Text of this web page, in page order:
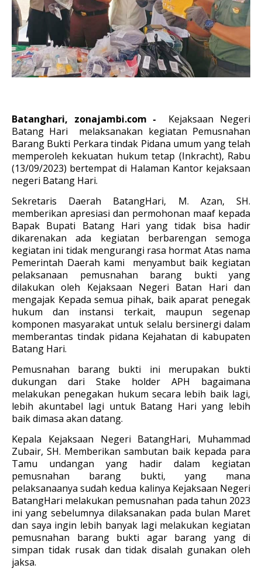
Batanghari, zonajambi.com - Kejaksaan Negeri
Batang Hari melaksanakan kegiatan Pemusnahan
Barang Bukti Perkara tindak Pidana umum yang telah
memperoleh kekuatan hukum tetap (Inkracht), Rabu
(13/09/2023) bertempat di Halaman Kantor kejaksaan
negeri Batang Hari.
Sekretaris Daerah BatangHari, M. Azan, SH.
memberikan apresiasi dan permohonan maaf kepada
Bapak Bupati Batang Hari yang tidak bisa hadir
dikarenakan ada kegiatan berbarengan semoga
kegiatan ini tidak mengurangi rasa hormat Atas nama
Pemerintah Daerah kami menyambut baik kegiatan
pelaksanaan pemusnahan barang bukti yang
dilakukan oleh Kejaksaan Negeri Batan Hari dan
mengajak Kepada semua pihak, baik aparat penegak
hukum dan instansi terkait, maupun segenap
komponen masyarakat untuk selalu bersinergi dalam
memberantas tindak pidana Kejahatan di kabupaten
Batang Hari.
Pemusnahan barang bukti ini merupakan bukti
dukungan dari Stake holder APH bagaimana
melakukan penegakan hukum secara lebih baik lagi,
lebih akuntabel lagi untuk Batang Hari yang lebih
baik dimasa akan datang.
Kepala Kejaksaan Negeri BatangHari, Muhammad
Zubair, SH. Memberikan sambutan baik kepada para
Tamu undangan yang hadir dalam kegiatan
pemusnahan barang bukti, yang mana
pelaksanaanya sudah kedua kalinya Kejaksaan Negeri
BatangHari melakukan pemusnahan pada tahun 2023
ini yang sebelumnya dilaksanakan pada bulan Maret
dan saya ingin lebih banyak lagi melakukan kegiatan
pemusnahan barang bukti agar barang yang di
simpan tidak rusak dan tidak disalah gunakan oleh
jaksa.